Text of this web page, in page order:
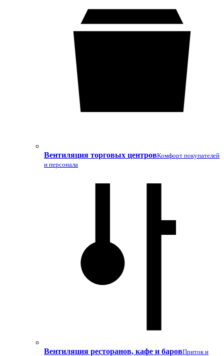
Вентиляция торговых центровКомфорт покупателей
и персонала
Вентиляция ресторанов, кафе и баровПриток и